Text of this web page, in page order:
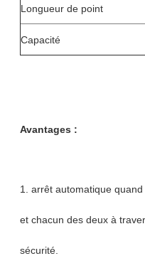
Longueur de point
Capacité
Avantages :
1. arrêt automatique
et chacun des deux à
sécurité.